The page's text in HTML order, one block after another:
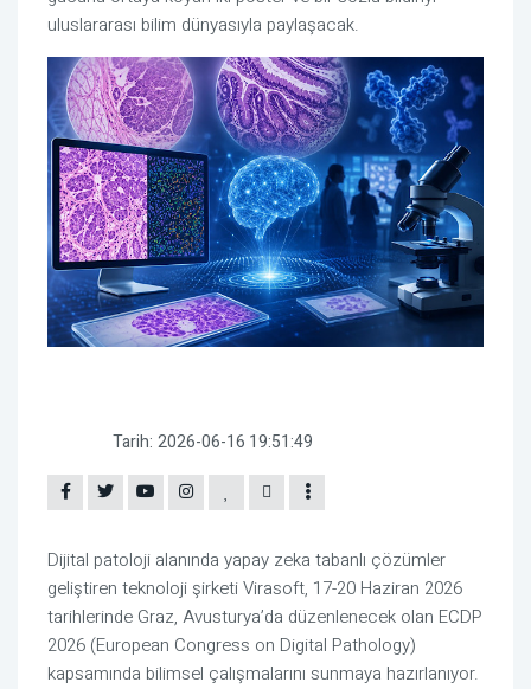
uluslararası bilim dünyasıyla paylaşacak.
Tarih: 2026-06-16 19:51:49
Dijital patoloji alanında yapay zeka tabanlı çözümler
geliştiren teknoloji şirketi Virasoft, 17-20 Haziran 2026
tarihlerinde Graz, Avusturya’da düzenlenecek olan ECDP
2026 (European Congress on Digital Pathology)
kapsamında bilimsel çalışmalarını sunmaya hazırlanıyor.